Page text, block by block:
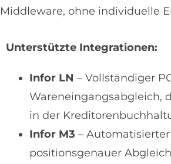
Middleware, ohne individuelle
Unterstützte Integrationen:
Infor LN – Vollständiger
Wareneingangsabgleich,
in der
Infor M3 – Automatisierter
positionsgenauer